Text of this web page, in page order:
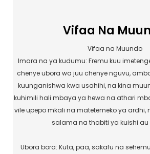
Vifaa Na
Vifaa na Muundo
Imara na ya kudumu: Fremu kuu
chenye ubora wa juu chenye nguvu,
kuunganishwa kwa usahihi, na kina
kuhimili hali mbaya ya hewa na athari
vile upepo mkali na matetemeko ya ardhi,
salama na thabiti ya kuishi au
Ubora bora: Kuta, paa, sakafu na